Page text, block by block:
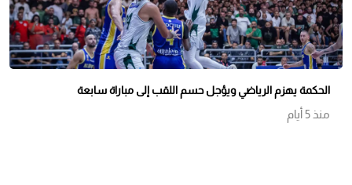
الحكمة يهزم الرياضي ويؤجل حسم اللقب إلى مباراة سابعة
منذ 5 أيام